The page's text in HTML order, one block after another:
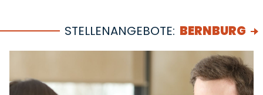
STELLENANGEBOTE: BERNBURG